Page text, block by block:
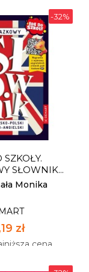
zł
cena
6
-32%
SŁOWNIK...
Monika
zł
cena